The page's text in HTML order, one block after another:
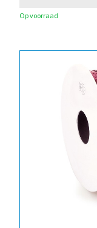
Op voorraad